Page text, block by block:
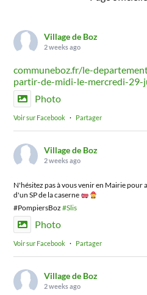
Village de Boz
2 weeks ago
communeboz.fr/le-
partir-de-midi-le-mercredi-29-
Photo
Voir sur Facebook · Partager
Village de Boz
2 weeks ago
N'hésitez pas à vous venir en Mairie pour
d'un SP de la caserne
#PompiersBoz#Slis
Photo
Voir sur Facebook · Partager
Village de Boz
2 weeks ago